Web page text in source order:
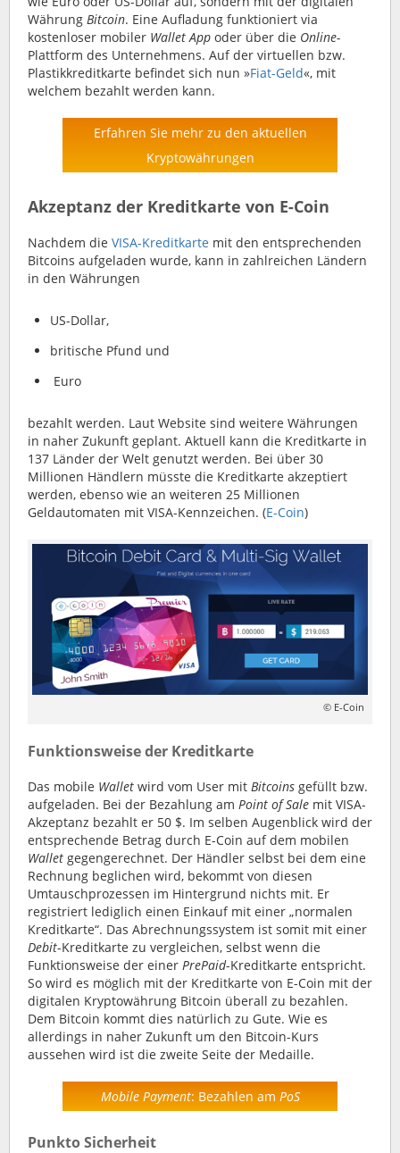
Währung Bitcoin. Eine Aufladung funktioniert via
kostenloser mobiler Wallet App oder über die Online-
Plattform des Unternehmens. Auf der virtuellen bzw.
Plastikkreditkarte befindet sich nun »Fiat-Geld«, mit
welchem bezahlt werden kann.
Erfahren Sie mehr zu den aktuellen
Kryptowährungen
Akzeptanz der Kreditkarte von E-Coin
Nachdem die VISA-Kreditkarte mit den entsprechenden
Bitcoins aufgeladen wurde, kann in zahlreichen Ländern
in den Währungen
US-Dollar,
britische Pfund und
Euro
bezahlt werden. Laut Website sind weitere Währungen
in naher Zukunft geplant. Aktuell kann die Kreditkarte in
137 Länder der Welt genutzt werden. Bei über 30
Millionen Händlern müsste die Kreditkarte akzeptiert
werden, ebenso wie an weiteren 25 Millionen
Geldautomaten mit VISA-Kennzeichen. (E-Coin)
© E-Coin
Funktionsweise der Kreditkarte
Das mobile Wallet wird vom User mit Bitcoins gefüllt bzw.
aufgeladen. Bei der Bezahlung am Point of Sale mit VISA-
Akzeptanz bezahlt er 50 $. Im selben Augenblick wird der
entsprechende Betrag durch E-Coin auf dem mobilen
Wallet gegengerechnet. Der Händler selbst bei dem eine
Rechnung beglichen wird, bekommt von diesen
Umtauschprozessen im Hintergrund nichts mit. Er
registriert lediglich einen Einkauf mit einer „normalen
Kreditkarte“. Das Abrechnungssystem ist somit mit einer
Debit-Kreditkarte zu vergleichen, selbst wenn die
Funktionsweise der einer PrePaid-Kreditkarte entspricht.
So wird es möglich mit der Kreditkarte von E-Coin mit der
digitalen Kryptowährung Bitcoin überall zu bezahlen.
Dem Bitcoin kommt dies natürlich zu Gute. Wie es
allerdings in naher Zukunft um den Bitcoin-Kurs
aussehen wird ist die zweite Seite der Medaille.
Mobile Payment: Bezahlen am PoS
Punkto Sicherheit